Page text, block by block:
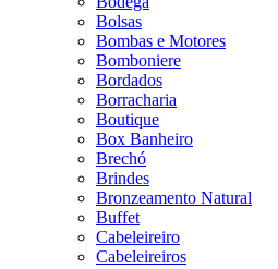
Bolsas
Bombas e Motores
Bomboniere
Bordados
Borracharia
Boutique
Box Banheiro
Brechó
Brindes
Bronzeamento Natural
Buffet
Cabeleireiro
Cabeleireiros